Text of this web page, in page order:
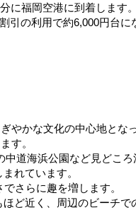
に福岡空港に到着します
引の利用で約6,000円台
やかな文化の中心地とな
す。
道海浜公園など見どころ
れています。
さらに趣を増します。
ど近く、周辺のビーチで